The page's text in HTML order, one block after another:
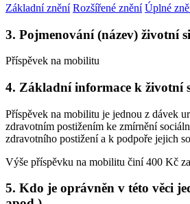
Základní znění Rozšířené znění Úplné
3. Pojmenování (název) životní
Příspěvek na mobilitu
4. Základní informace k životní
Příspěvek na mobilitu je jednou z dávek
zdravotním postižením ke zmírnění
zdravotního postižení a k podpoře jejich
Výše příspěvku na mobilitu činí 400 Kč
5. Kdo je oprávněn v této věci